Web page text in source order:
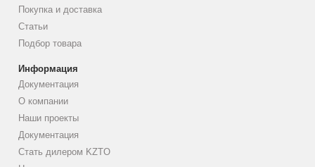
Покупка и доставка
Статьи
Подбор товара
Информация
Документация
О компании
Наши проекты
Документация
Стать дилером KZTO